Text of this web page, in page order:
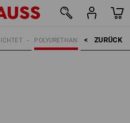
ZURÜCK    >
POLYURETHAN